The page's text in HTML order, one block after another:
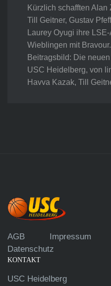
Kürzlich schafften Alan
Till Geitner, Gustav
Laurey Oyugi ihre
Wieblingen mit
Beitragsbild: Die
USC Heidelberg, von
Havva Kazak, Till
AGB Impressum
Datenschutz
KONTAKT
USC Heidelberg